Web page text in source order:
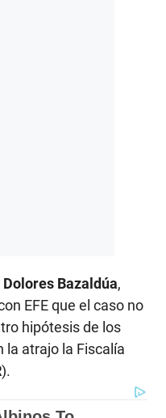
Bazaldúa,
EFE que el caso no
hipótesis de los
la atrajo la Fiscalía
).